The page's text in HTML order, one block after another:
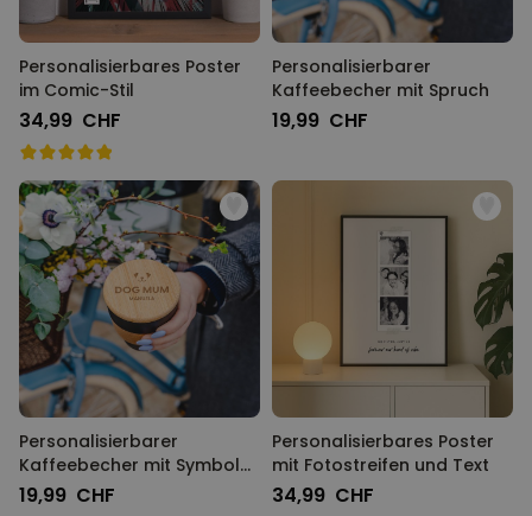
Personalisierbares Poster
im Comic-Stil
34,99 CHF
Personalisierbarer
Kaffeebecher mit Spruch
19,99 CHF
Personalisierbarer
Kaffeebecher mit Symbol
und Text
19,99 CHF
Personalisierbares Poster
mit Fotostreifen und Text
34,99 CHF